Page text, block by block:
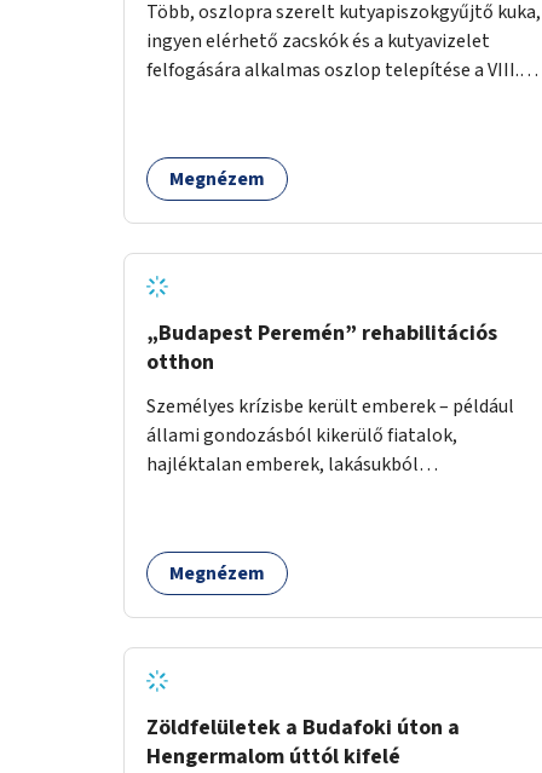
Több, oszlopra szerelt kutyapiszokgyűjtő kuka,
ingyen elérhető zacskók és a kutyavizelet
felfogására alkalmas oszlop telepítése a VIII.
Megnézem
„Budapest Peremén” rehabilitációs
otthon
Személyes krízisbe került emberek – például
állami gondozásból kikerülő fiatalok,
hajléktalan emberek, lakásukból
otthon megteremtése Budapest valamely
peremkerületén, civil/szakmai szervezeti
bevonja az ott lévő személyeket, és egyben a
környezettudatos és fenntartható élettel
kapcsolatos szemléletformálást is céljának
tekinti.
Megnézem
Zöldfelületek a Budafoki úton a
Hengermalom úttól kifelé